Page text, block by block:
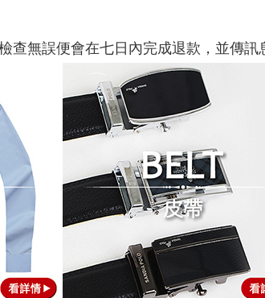
查無誤便會在七日內完成退款，並傳訊